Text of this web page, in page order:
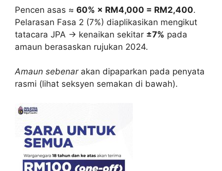
Pencen asas ≈ 60% × RM4,000 = RM2,400.
Pelarasan Fasa 2 (7%) diaplikasikan mengikut
tatacara JPA → kenaikan sekitar ±7% pada
amaun berasaskan rujukan 2024.
Amaun sebenarakan dipaparkan pada penyata
rasmi (lihat seksyen semakan di bawah).